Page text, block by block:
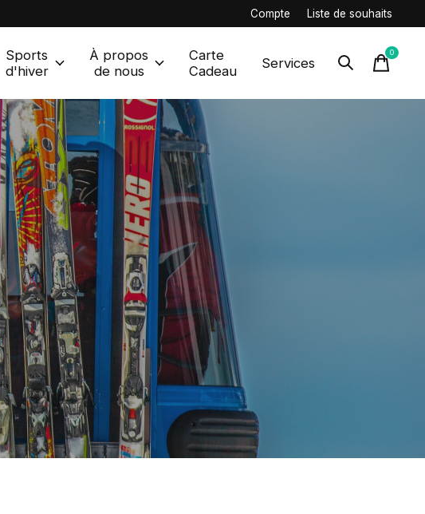
Compte Liste de souhaits
Sports
d'hiver
À propos
de nous
Carte
Cadeau
Services
0items